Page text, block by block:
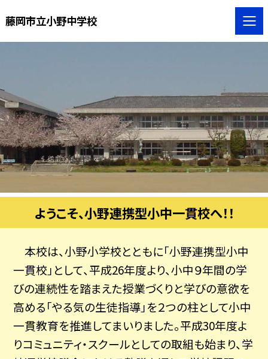
藤岡市立小野中学校
ようこそ、小野連携型小中一貫校へ！！
本校は、小野小学校とともに「小野連携型小中
一貫校」として、平成26年度より、小中９年間の学
びの連続性を踏まえた授業づくりと学びの意欲を
高める「やる気の生徒指導」を２つの柱として小中
一貫教育を推進してまいりました。平成30年度よ
りコミュニティ・スクールとしての取組も始まり、学